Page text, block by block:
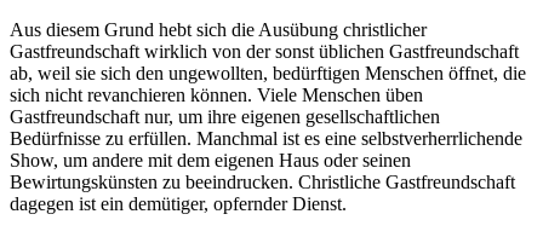
Aus diesem Grund hebt sich die Ausübung christlicher
Gastfreundschaft wirklich von der sonst üblichen Gastfreundschaft
ab, weil sie sich den ungewollten, bedürftigen Menschen öffnet, die
sich nicht revanchieren können. Viele Menschen üben
Gastfreundschaft nur, um ihre eigenen gesellschaftlichen
Bedürfnisse zu erfüllen. Manchmal ist es eine selbstverherrlichende
Show, um andere mit dem eigenen Haus oder seinen
Bewirtungskünsten zu beeindrucken. Christliche Gastfreundschaft
dagegen ist ein demütiger, opfernder Dienst.